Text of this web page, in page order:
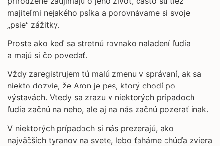
majiteľmi nejakého psíka a porovnávame si svoje
„psie“ zážitky.
Proste ako keď sa stretnú rovnako naladení ľudia
a majú si čo povedať.
Vždy zaregistrujem tú malú zmenu v správaní, ak sa
niekto dozvie, že Aron je pes, ktorý chodí po
výstavách. Vtedy sa zrazu v niektorých prípadoch
ľudia začnú na neho, ale aj na nás začnú pozerať inak.
V niektorých prípadoch si nás prezerajú, ako
najväčších tyranov na svete, lebo ťaháme chúďa zviera